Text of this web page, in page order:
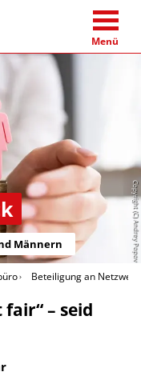
Menü
Copyright (C) Andrey Popov
Männern
Beteiligung an
– seid